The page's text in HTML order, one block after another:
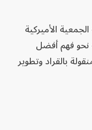
الأميركية
نحو فهم أفضل
بالقراد وتطوير